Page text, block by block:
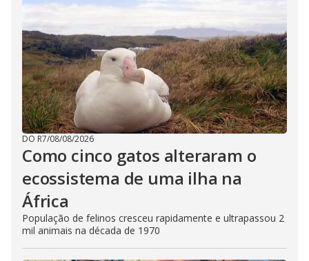
DO R7/08/08/2026
Como cinco gatos alteraram o
ecossistema de uma ilha na
África
População de felinos cresceu rapidamente e ultrapassou 2
mil animais na década de 1970